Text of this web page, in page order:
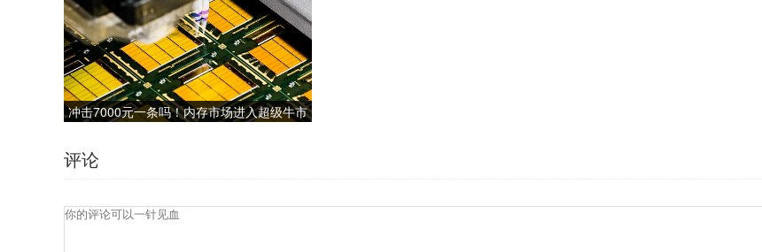
冲击7000元一条吗！内存市场进入超级牛市
评论